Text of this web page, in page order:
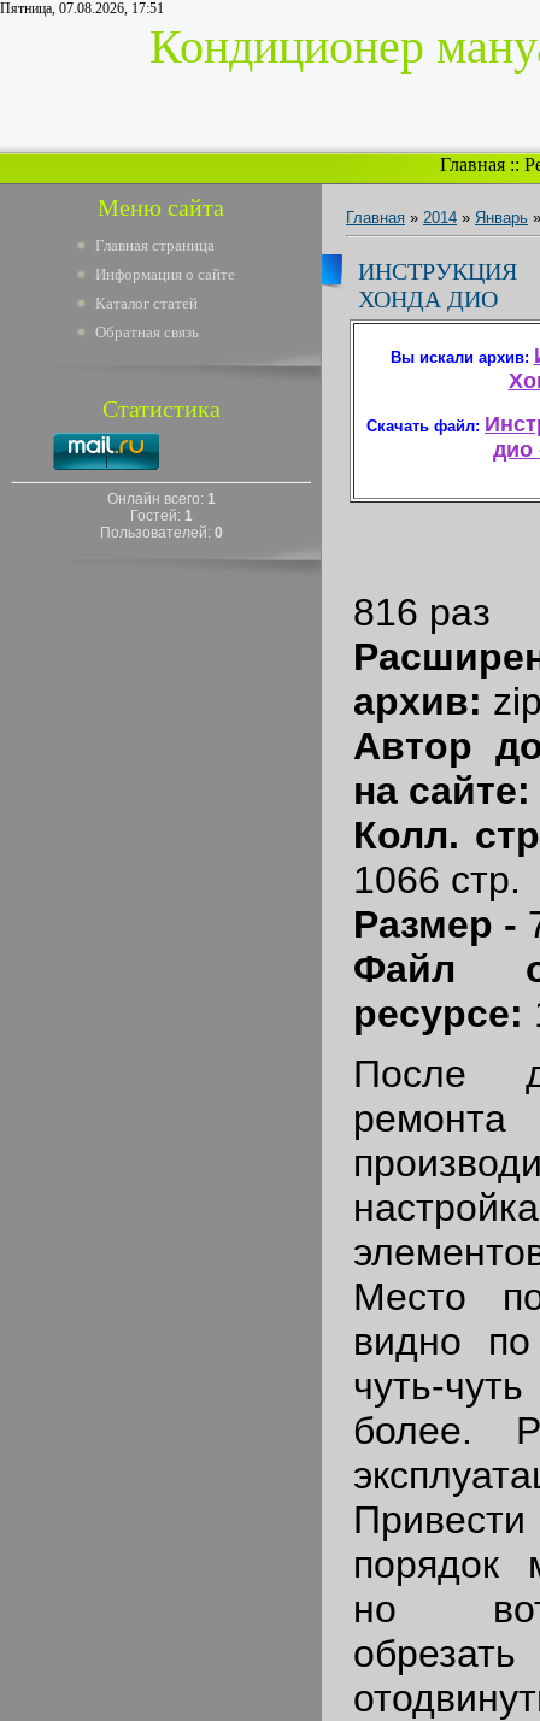
Пятница, 07.08.2026, 17:51
Кондиционер
Главная::
Меню сайта
Главная страница
Информация о сайте
Каталог статей
Обратная связь
Статистика
Онлайн всего: 1
Гостей: 1
Пользователей: 0
Главная » 2014 » Январь »
ХОНДА ДИО
Вы искали архив:
Скачать файл:
дио
816 раз
архив:
Автор
на сайте:
Колл.
1066 стр.
Размер -
Файл
ресурсе:
После
Место
видно
чуть-
более.
но